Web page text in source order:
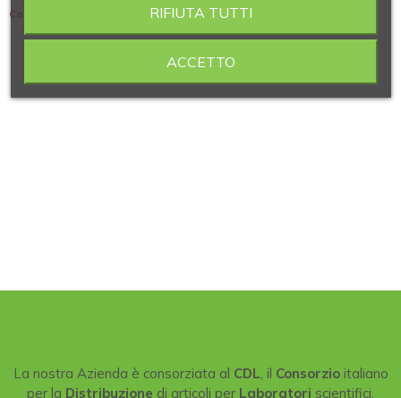
Contiene 6 articoli
La nostra Azienda è consorziata al CDL , il Consorzioitaliano
per la Distribuzione di articoli per Laboratori scientifici.
RIFIUTA TUTTI
ACCETTO